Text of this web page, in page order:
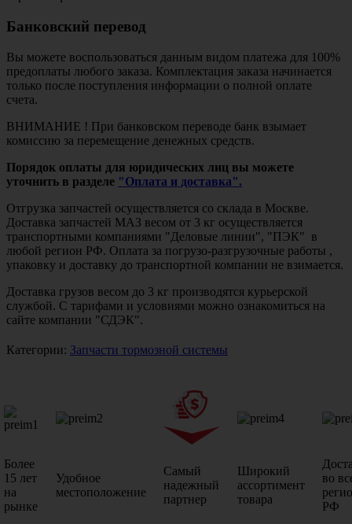
Банковский перевод
Вы можете воспользоваться данным видом платежа для 100%
предоплаты любого заказа. Комплектация заказа начинается
только после поступления информации о полной оплате
счета.
ВНИМАНИЕ ! При банковском переводе банк взымает
комиссию за перемещение денежных средств.
Порядок оплаты для юридических лиц вы можете
уточнить в разделе "Оплата и доставка".
Отгрузка запчастей осуществляется со склада в Москве.
Доставка запчастей МАЗ весом от 3 кг осуществляется
транспортными компаниями "Деловые линии", "ПЭК" в
любой регион РФ. Оплата за погрузо-разгрузочные работы ,
упаковку и доставку до транспортной компании не взимается.
Доставка грузов весом до 3 кг производятся курьерской
службой. С тарифами и условиями можно ознакомиться на
сайте компании "СДЭК".
Категории: Запчасти тормозной системы
Более
15 лет
на
рынке
Удобное
местоположение
Самый
надежный
партнер
Широкий
ассортимент
товара
во
РФ